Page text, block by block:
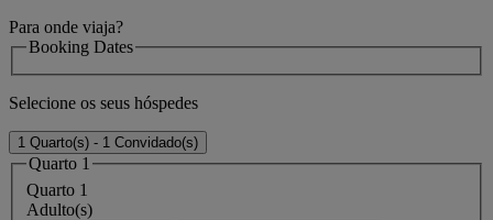
Para onde viaja?
Booking Dates
Selecione os seus hóspedes
1 Quarto(s) - 1 Convidado(s)
Quarto 1
Quarto 1
Adulto(s)